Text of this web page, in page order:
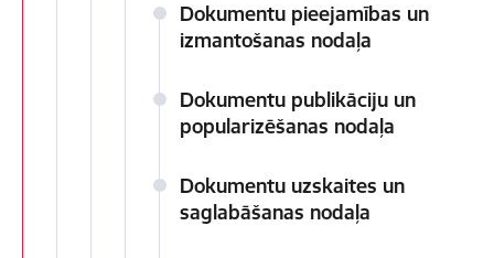
Dokumentu pieejamības un
izmantošanas nodaļa
Dokumentu publikāciju un
popularizēšanas nodaļa
Dokumentu uzskaites un
saglabāšanas nodaļa